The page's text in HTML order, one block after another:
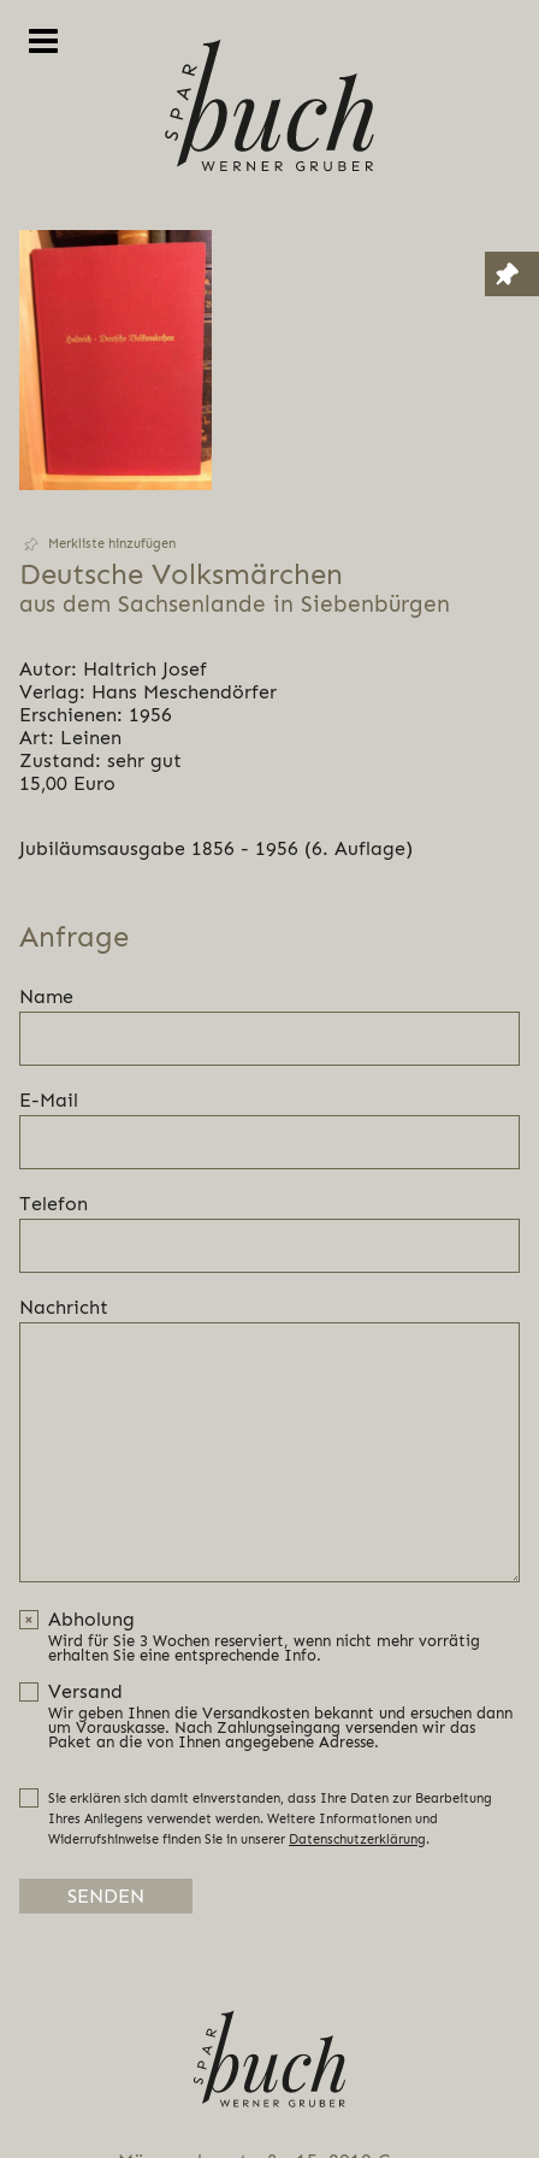
Merkliste hinzufügen
Deutsche Volks­mär­chen
aus dem Sachsenlande in Siebenbürgen
Autor: Haltrich Josef
Verlag: Hans Meschendörfer
Erschienen: 1956
Art: Leinen
Zustand: sehr gut
15,00 Euro
Jubiläumsausgabe 1856 - 1956 (6. Auflage)
Anfrage
Name
E-Mail
Telefon
Nachricht
Abholung
Wird für Sie 3 Wochen reserviert, wenn nicht mehr vorrätig
erhalten Sie eine entsprechende Info.
Versand
Wir geben Ihnen die Versandkosten bekannt und ersuchen dann
um Vorauskasse. Nach Zahlungseingang versenden wir das
Paket an die von Ihnen angegebene Adresse.
Sie erklären sich damit einverstanden, dass Ihre Daten zur Bearbeitung
Ihres Anliegens verwendet werden. Weitere Informationen und
Widerrufshinweise finden Sie in unserer Datenschutzerklärung.